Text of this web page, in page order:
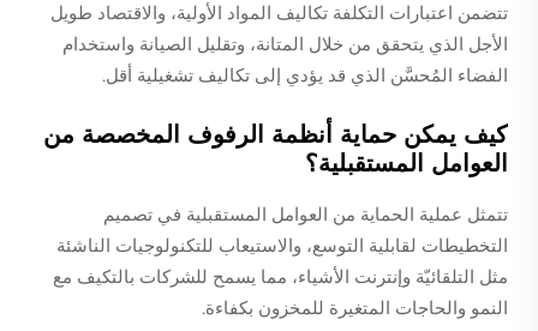
تتضمن اعتبارات التكلفة تكاليف المواد الأولية، والاقتصاد طويل
الأجل الذي يتحقق من خلال المتانة، وتقليل الصيانة واستخدام
الفضاء المُحسَّن الذي قد يؤدي إلى تكاليف تشغيلية أقل.
كيف يمكن حماية أنظمة الرفوف المخصصة من
العوامل المستقبلية؟
تتمثل عملية الحماية من العوامل المستقبلية في تصميم
التخطيطات لقابلية التوسع، والاستيعاب للتكنولوجيات الناشئة
مثل التلقائيّة وإنترنت الأشياء، مما يسمح للشركات بالتكيف مع
النمو والحاجات المتغيرة للمخزون بكفاءة.